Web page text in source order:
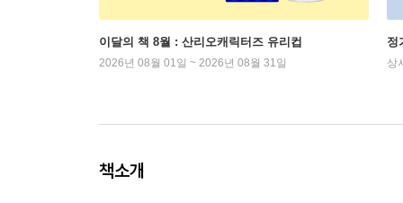
이달의 책 8월 : 산리오캐릭터즈 유리컵
2026년 08월 01일 ~ 2026년 08월 31일
정
상
책소개